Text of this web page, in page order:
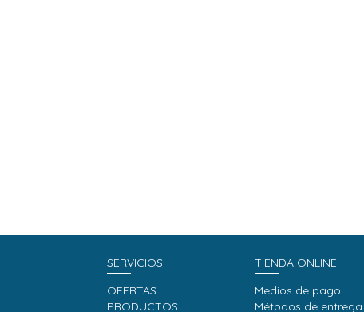
SERVICIOS
OFERTAS
PRODUCTOS
TIENDA ONLINE
Medios de pago
Métodos de entrega